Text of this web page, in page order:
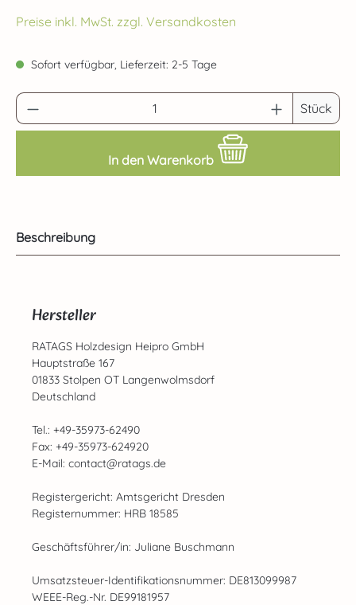
Preise inkl. MwSt. zzgl. Versandkosten
Sofort verfügbar, Lieferzeit: 2-5 Tage
Produkt Anzahl: Gib den gewünschtenStück
In den Warenkorb
Beschreibung
Hersteller
RATAGS Holzdesign Heipro GmbH
Hauptstraße 167
01833 Stolpen OT Langenwolmsdorf
Deutschland
Tel.: +49-35973-62490
Fax: +49-35973-624920
E-Mail: contact@ratags.de
Registergericht: Amtsgericht Dresden
Registernummer: HRB 18585
Geschäftsführer/in: Juliane Buschmann
Umsatzsteuer-Identifikationsnummer: DE813099987
WEEE-Reg.-Nr. DE99181957